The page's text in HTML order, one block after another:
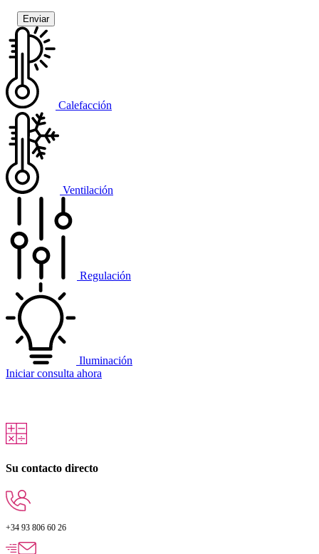
Calefacción
Ventilación
Regulación
Iluminación
Iniciar consulta ahora
Su contacto directo
+34 93 806 60 26